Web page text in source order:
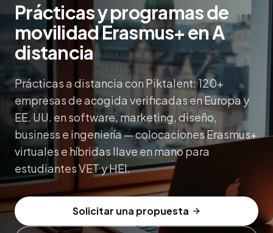
Prácticas y programas de
movilidad Erasmus+ en A
distancia
Prácticas a distancia con Piktalent: 120+
empresas de acogida verificadas en Europa y
EE. UU. en software, marketing, diseño,
business e ingeniería — colocaciones Erasmus+
virtuales e híbridas llave en mano para
estudiantes VET y HEI.
Solicitar una propuesta